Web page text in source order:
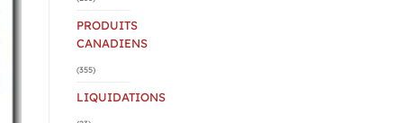
PRODUITS
CANADIENS
(355)
LIQUIDATIONS